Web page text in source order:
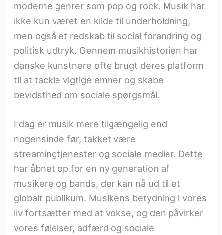
moderne genrer som pop og rock. Musik har
ikke kun været en kilde til underholdning,
men også et redskab til social forandring og
politisk udtryk. Gennem musikhistorien har
danske kunstnere ofte brugt deres platform
til at tackle vigtige emner og skabe
bevidsthed om sociale spørgsmål.
I dag er musik mere tilgængelig end
nogensinde før, takket være
streamingtjenester og sociale medier. Dette
har åbnet op for en ny generation af
musikere og bands, der kan nå ud til et
globalt publikum. Musikens betydning i vores
liv fortsætter med at vokse, og den påvirker
vores følelser, adfærd og sociale